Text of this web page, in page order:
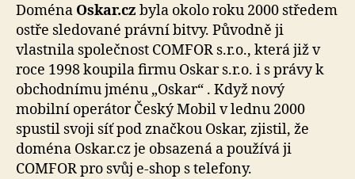
Doména Oskar.cz byla okolo roku 2000 středem
ostře sledované právní bitvy. Původně ji
vlastnila společnost COMFOR s.r.o., která již v
roce 1998 koupila firmu Oskar s.r.o. i s právy k
obchodnímu jménu „Oskar“ . Když nový
mobilní operátor Český Mobil v lednu 2000
spustil svoji síť pod značkou Oskar, zjistil, že
doména Oskar.cz je obsazená a používá ji
COMFOR pro svůj e-shop s telefony.